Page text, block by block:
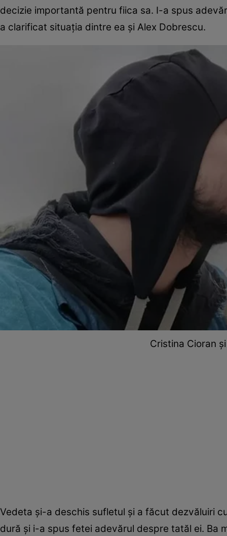
decizie importantă pentru fiica sa. I-a spus
a clarificat situația dintre ea și Alex Dobrescu.
Cristina Cioran
Vedeta și-a deschis sufletul și a făcut dezvăluiri
dură și i-a spus fetei adevărul despre tatăl ei. Ba